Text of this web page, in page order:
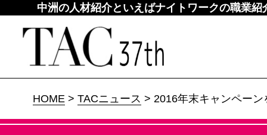
中洲の人材紹介といえばナイトワークの職業紹
HOME> TACニュース > 2016年末キャンペー